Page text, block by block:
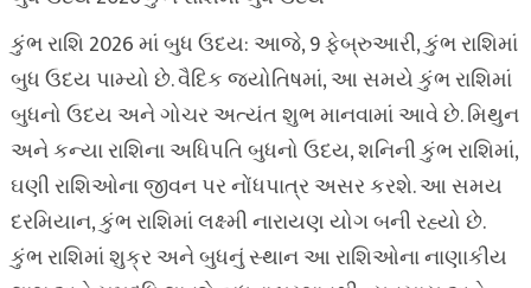
કુંભ રાશિ 2026 માં બુધ ઉદય: આજે, 9 ફેબ્રુઆરી, કુંભ રાશિમાં
બુધ ઉદય પામ્યો છે. વૈદિક જ્યોતિષમાં, આ સમયે કુંભ રાશિમાં
બુધનો ઉદય અને ગોચર અત્યંત શુભ માનવામાં આવે છે. મિથુન
અને કન્યા રાશિના અધિપતિ બુધનો ઉદય, શનિની કુંભ રાશિમાં,
ઘણી રાશિઓના જીવન પર નોંધપાત્ર અસર કરશે. આ સમય
દરમિયાન, કુંભ રાશિમાં લક્ષ્મી નારાયણ યોગ બની રહ્યો છે.
કુંભ રાશિમાં શુક્ર અને બુધનું સ્થાન આ રાશિઓના નાણાકીય